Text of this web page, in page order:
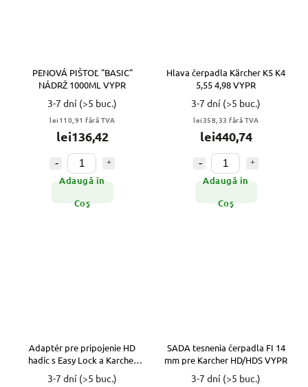
PENOVÁ PIŠTOĽ "BASIC"
NÁDRŽ 1000ML VYPR
3-7 dní (>5 buc.)
lei110,91 fără TVA
lei136,42
Adaugă în
Coş
Hlava čerpadla Kärcher K5 K4
5,55 4,98 VYPR
3-7 dní (>5 buc.)
lei358,33 fără TVA
lei440,74
Adaugă în
Coş
Adaptér pre pripojenie HD
hadíc s Easy Lock a Karcher
VYPR
3-7 dní (>5 buc.)
SADA tesnenia čerpadla FI 14
mm pre Karcher HD/HDS VYPR
3-7 dní (>5 buc.)